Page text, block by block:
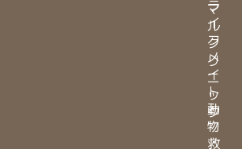
マ
ル
ク
リ
ニ
ッ
ク
・
ラ
イ
フ
メ
イ
ト
動
物
救